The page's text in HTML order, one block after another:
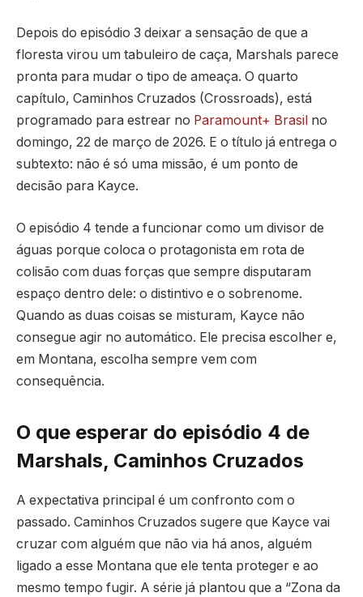
Depois do episódio 3 deixar a sensação de que a
floresta virou um tabuleiro de caça, Marshals parece
pronta para mudar o tipo de ameaça. O quarto
capítulo, Caminhos Cruzados (Crossroads), está
programado para estrear no Paramount+ Brasil no
domingo, 22 de março de 2026. E o título já entrega o
subtexto: não é só uma missão, é um ponto de
decisão para Kayce.
O episódio 4 tende a funcionar como um divisor de
águas porque coloca o protagonista em rota de
colisão com duas forças que sempre disputaram
espaço dentro dele: o distintivo e o sobrenome.
Quando as duas coisas se misturam, Kayce não
consegue agir no automático. Ele precisa escolher e,
em Montana, escolha sempre vem com
consequência.
O que esperar do episódio 4 de
Marshals, Caminhos Cruzados
A expectativa principal é um confronto com o
passado. Caminhos Cruzados sugere que Kayce vai
cruzar com alguém que não via há anos, alguém
ligado a esse Montana que ele tenta proteger e ao
mesmo tempo fugir. A série já plantou que a “Zona da